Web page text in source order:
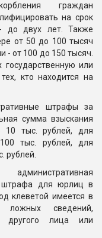
граждан
на срок
до двух лет. Также
от 50 до 100 тысяч
- от 100 до 150 тысяч.
или
кто находится на
штрафы за
сумма взыскания
тыс. рублей, для
тыс. рублей, для
рублей.
штрафа для юрлиц в
клеветой имеется в
ложных сведений,
другого лица или